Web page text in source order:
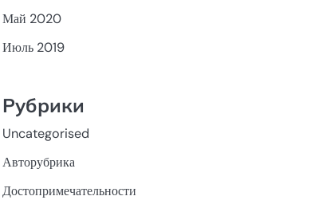
Май 2020
Июль 2019
Рубрики
Uncategorised
Авторубрика
Достопримечательности